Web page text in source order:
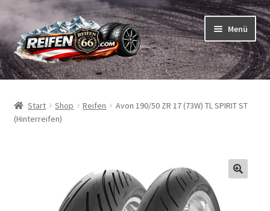
Zur
Navigation
springen
Zum
Inhalt
springen
Menü
Reifen
Schläuche
Start Shop Reifen
Avon 190/50 ZR 17 (73W) TL SPIRIT ST
(Hinterreifen)